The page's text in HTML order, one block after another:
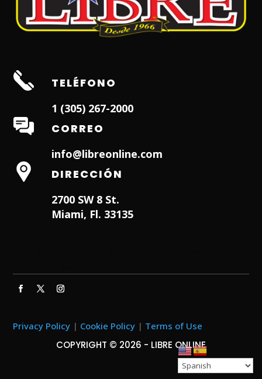
TELÉFONO
1 (305) 267-2000
CORREO
info@libreonline.com
DIRECCIÓN
2700 SW 8 St.
Miami, Fl. 33135
Privacy Policy | Cookie Policy | Terms of Use
COPYRIGHT © 2026 - LIBRE ONLINE